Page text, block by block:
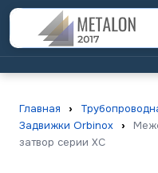
Главная ›
Задвижки Orbinox ›
затвор серии XC